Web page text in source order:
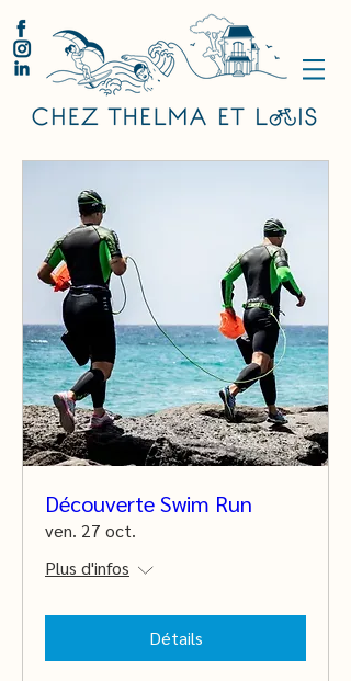
Découverte Swim Run
ven. 27 oct.
Plus d'infos
Détails